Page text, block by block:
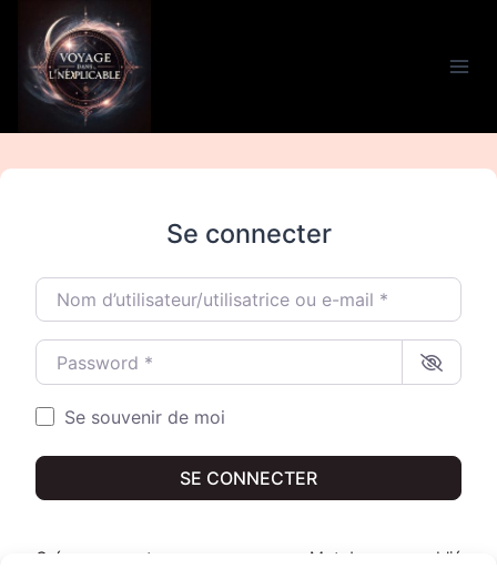
contenu
Se connecter
Nom d’utilisateur/utilisatrice ou e-mail
Password
Se souvenir de moi
SE CONNECTER
Créer un compte Mot de passe oublié